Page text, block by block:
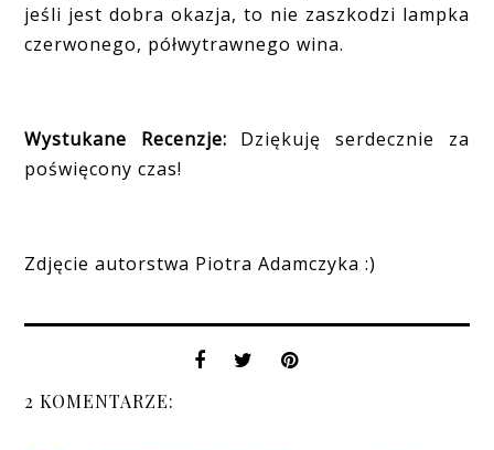
jeśli jest dobra okazja, to nie zaszkodzi lampka
czerwonego, półwytrawnego wina.
Wystukane Recenzje: Dziękuję serdecznie za
poświęcony czas!
Zdjęcie autorstwa Piotra Adamczyka :)
2 KOMENTARZE: